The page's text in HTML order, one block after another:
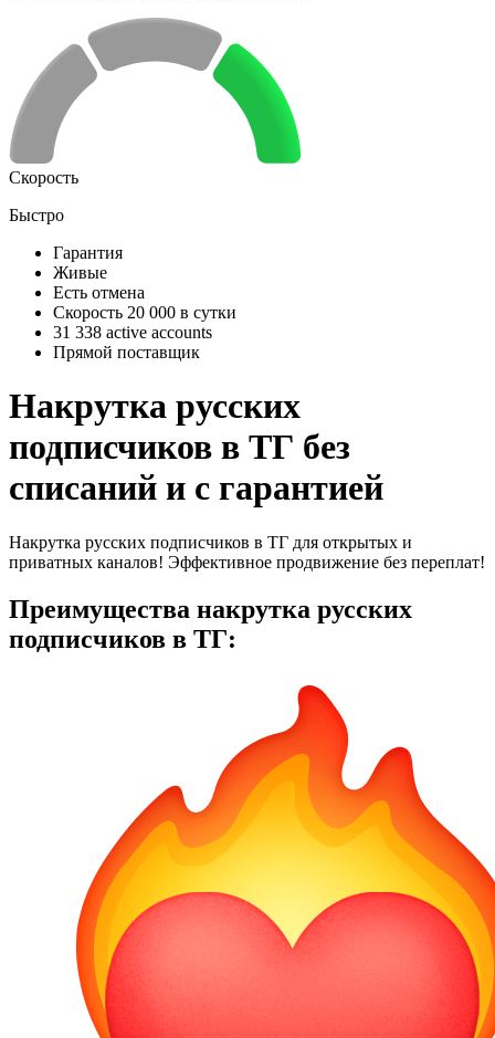
Скорость
Быстро
Гарантия
Живые
Есть отмена
Скорость 20 000 в сутки
31 338 active accounts
Прямой поставщик
Накрутка русских
подписчиков в ТГ без
списаний и с гарантией
Накрутка русских подписчиков в ТГ для открытых и
приватных каналов! Эффективное продвижение без переплат!
Преимущества накрутка русских
подписчиков в ТГ: